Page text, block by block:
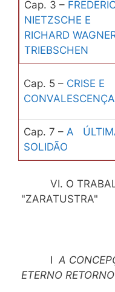
Cap. 3 –
NIETZSCHE E
RICHARD
TRIEBSCHEN
Cap. 5 – CRISE E
CONVALESCENÇA
Cap. 7 – A
SOLIDÃO
VI. O
"ZARATUSTRA"
IA
ETERNO RETORNO